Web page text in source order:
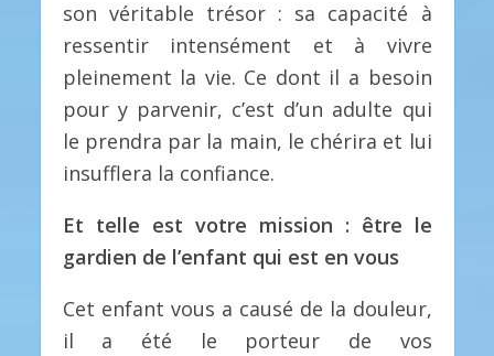
son véritable trésor : sa capacité à
ressentir intensément et à vivre
pleinement la vie. Ce dont il a besoin
pour y parvenir, c’est d’un adulte qui
le prendra par la main, le chérira et lui
insufflera la confiance.
Et telle est votre mission : être le
gardien de l’enfant qui est en vous
Cet enfant vous a causé de la douleur,
il a été le porteur de vos